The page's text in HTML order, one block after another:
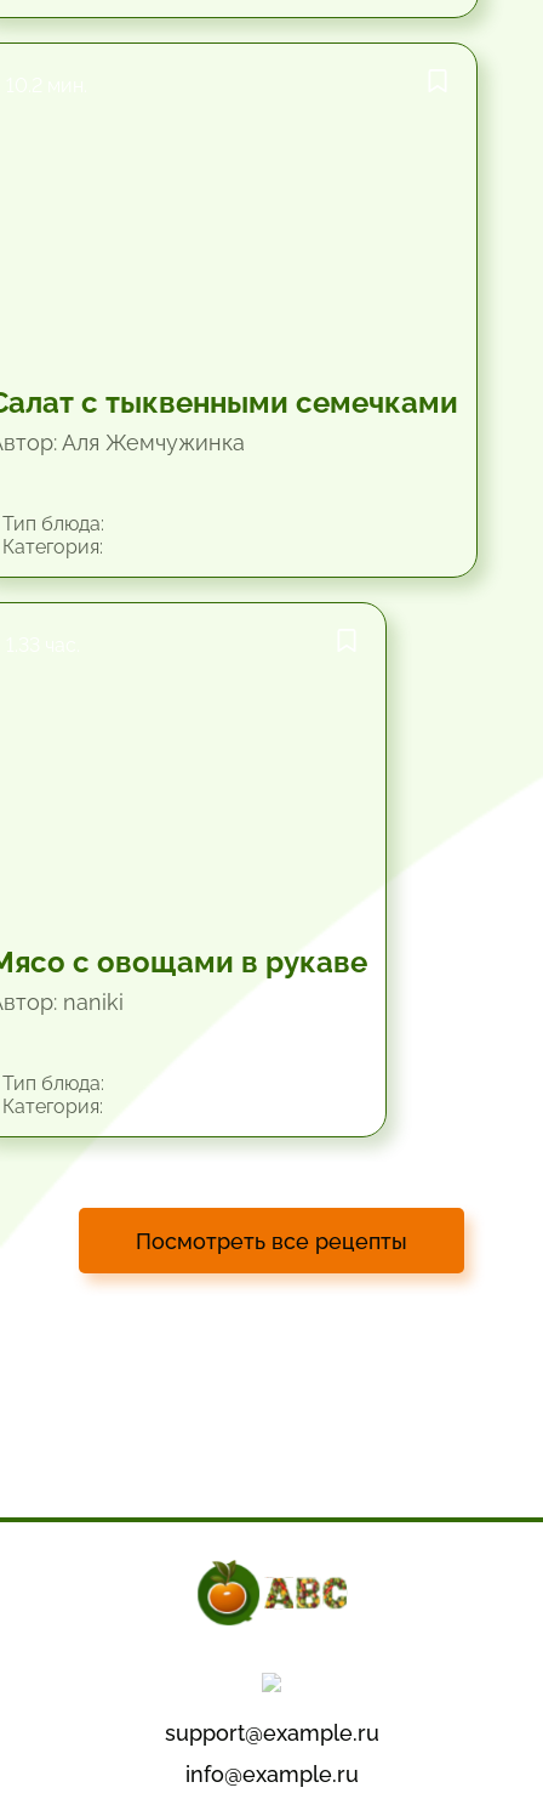
с тыквенными семечками
Аля Жемчужинка
блюда:
с овощами в рукаве
naniki
блюда:
Посмотреть все рецепты
support@example.ru
info@example.ru